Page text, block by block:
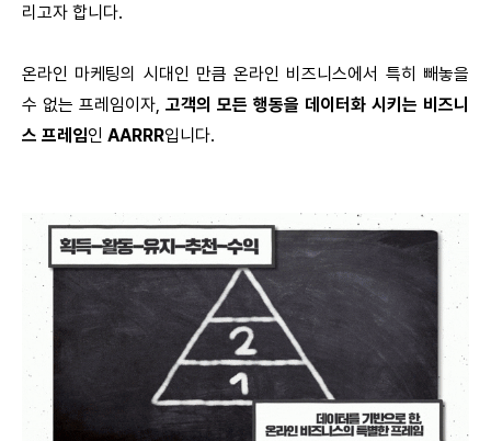
리고자 합니다.
온라인 마케팅의 시대인 만큼 온라인 비즈니스에서 특히 빼놓을
수 없는 프레임이자, 고객의 모든 행동을 데이터화 시키는 비즈니
스 프레임인 AARRR입니다.